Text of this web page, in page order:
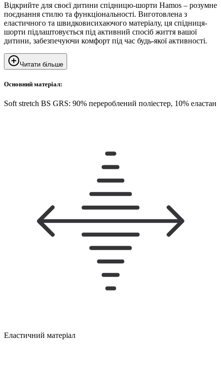
Відкрийте для своєї дитини спідницю-шорти Hamos – розумне
поєднання стилю та функціональності. Виготовлена з
еластичного та швидковисихаючого матеріалу, ця спідниця-
шорти підлаштовується під активний спосіб життя вашої
дитини, забезпечуючи комфорт під час будь-якої активності.
Читати більше
Основний матеріал:
Soft stretch BS GRS: 90% перероблений поліестер, 10% еластан
Еластичний матеріал